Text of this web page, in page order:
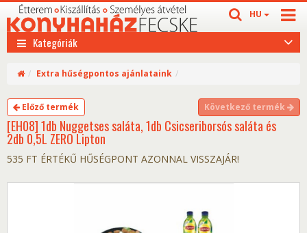
HU
Kategóriák
Extra hűségpontos ajánlataink
Előző termék Következő termék
[EH08] 1db Nuggetses saláta, 1db Csicseriborsós saláta és
2db 0,5L ZERO Lipton
535 FT ÉRTÉKŰ HŰSÉGPONT AZONNAL VISSZAJÁR!